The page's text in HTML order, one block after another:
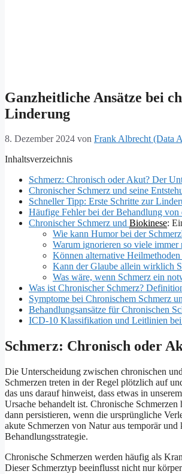
Ganzheitliche Ansätze bei
Linderung
8. Dezember 2024 von Frank Albrecht (Data
Inhaltsverzeichnis
Schmerz: Chronisch oder Akut? Der
Chronischer Schmerz und seine
Schneller Tipp: Erste Schritte zur
Häufige Fehler bei der Behandlung von
Chronischer Schmerz und Biokinese:
Wie kann Humor bei der
Warum ignorieren so viele
Können alternative
Kann der Glaube allein wirklich
Was wäre, wenn Schmerz ein
Was ist Chronischer Schmerz?
Symptome bei Chronischem Schmerz
Behandlungsansätze für Chronischen
ICD-10 Klassifikation und Leitlinien
Schmerz: Chronisch oder
Die Unterscheidung zwischen chronischen
Schmerzen treten in der Regel plötzlich auf
das uns darauf hinweist, dass etwas in
Ursache behandelt ist. Chronische
dann persistieren, wenn die ursprüngliche
akute Schmerzen von Natur aus temporär
Behandlungsstrategie.
Chronische Schmerzen werden häufig als
Dieser Schmerztyp beeinflusst nicht nur